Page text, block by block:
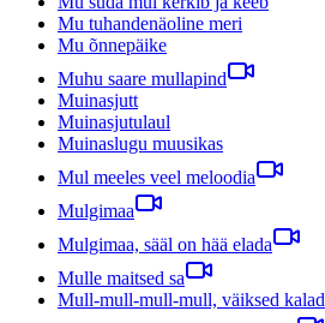
Mu tuhandenäoline meri
Mu õnnepäike
Muhu saare mullapind
Muinasjutt
Muinasjutulaul
Muinaslugu muusikas
Mul meeles veel meloodia
Mulgimaa
Mulgimaa, sääl on hää elada
Mulle maitsed sa
Mull-mull-mull-mull, väiksed kalad